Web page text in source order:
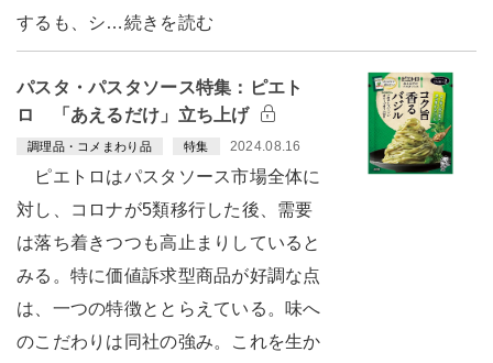
するも、シ…続きを読む
パスタ・パスタソース特集：ピエト
ロ 「あえるだけ」立ち上げ
調理品・コメまわり品 特集 2024.08.16
ピエトロはパスタソース市場全体に
対し、コロナが5類移行した後、需要
は落ち着きつつも高止まりしていると
みる。特に価値訴求型商品が好調な点
は、一つの特徴ととらえている。味へ
のこだわりは同社の強み。これを生か